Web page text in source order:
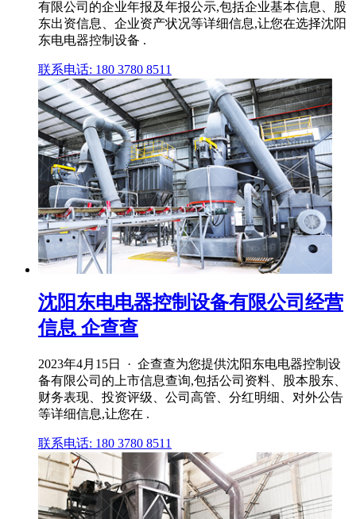
有限公司的企业年报及年报公示,包括企业基本信息、股
东出资信息、企业资产状况等详细信息,让您在选择沈阳
东电电器控制设备 .
联系电话: 180 3780 8511
沈阳东电电器控制设备有限公司经营
信息 企查查
2023年4月15日 · 企查查为您提供沈阳东电电器控制设
备有限公司的上市信息查询,包括公司资料、股本股东、
财务表现、投资评级、公司高管、分红明细、对外公告
等详细信息,让您在 .
联系电话: 180 3780 8511